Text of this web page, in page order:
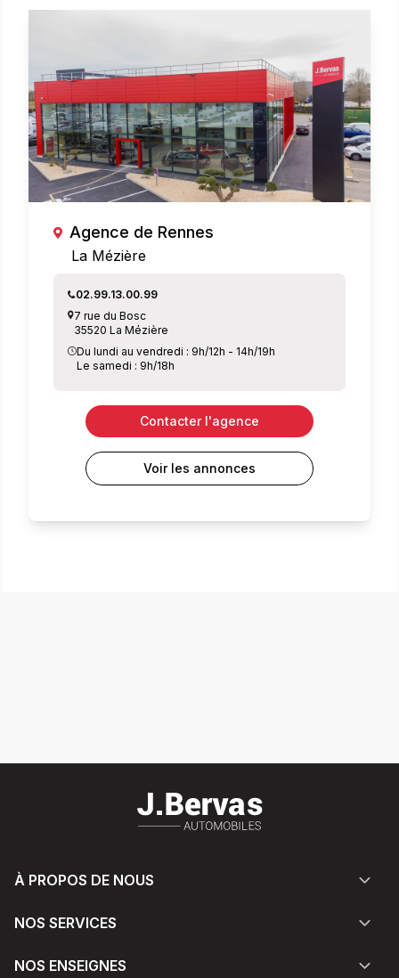
Agence de Rennes
La Mézière
02.99.13.00.99
7 rue du Bosc
35520 La Mézière
Du lundi au vendredi : 9h/12h - 14h/19h
Le samedi : 9h/18h
Contacter l'agence
Voir les annonces
À PROPOS DE NOUS
NOS SERVICES
NOS ENSEIGNES